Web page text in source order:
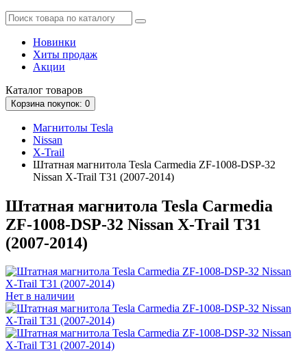
Новинки
Хиты продаж
Акции
Каталог товаров
Корзина покупок: 0
Магнитолы Tesla
Nissan
X-Trail
Штатная магнитола Tesla Carmedia ZF-1008-DSP-32
Nissan X-Trail T31 (2007-2014)
Штатная магнитола Tesla Carmedia
ZF-1008-DSP-32 Nissan X-Trail T31
(2007-2014)
Нет в наличии